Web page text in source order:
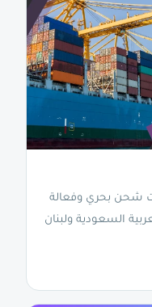
شحن بحري وفعالة
السعودية ولبنان